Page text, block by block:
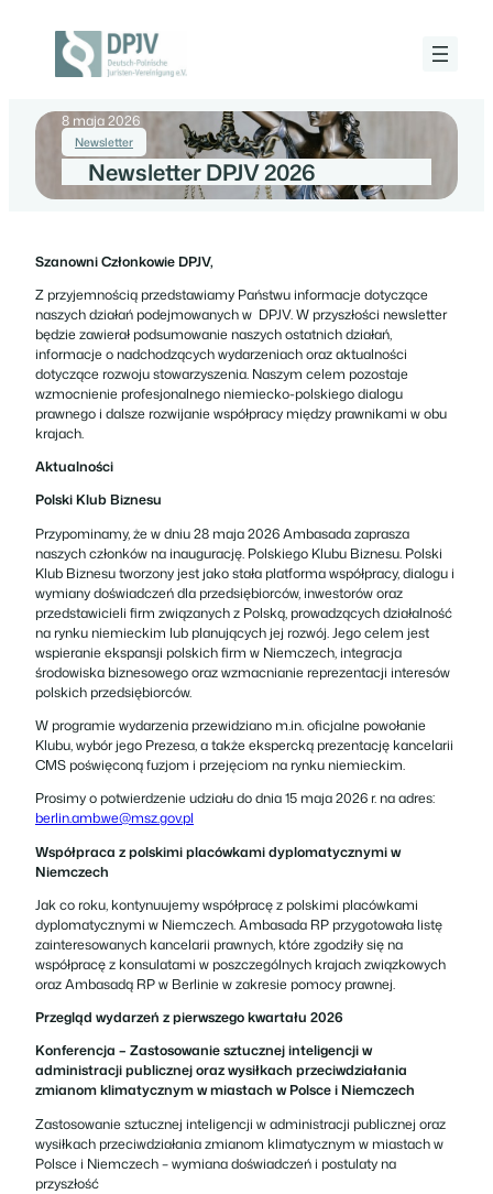
Deutsch-
Polnische
Vereinigung
8 maja 2026
Newsletter
Newsletter DPJV 2026
Szanowni Członkowie DPJV,
Z przyjemnością przedstawiamy Państwu informacje dotyczące
naszych działań podejmowanych w DPJV. W przyszłości newsletter
będzie zawierał podsumowanie naszych ostatnich działań,
informacje o nadchodzących wydarzeniach oraz aktualności
dotyczące rozwoju stowarzyszenia. Naszym celem pozostaje
wzmocnienie profesjonalnego niemiecko-polskiego dialogu
prawnego i dalsze rozwijanie współpracy między prawnikami w obu
krajach.
Aktualności
Polski Klub Biznesu
Przypominamy, że w dniu 28 maja 2026 Ambasada zaprasza
naszych członków na inaugurację. Polskiego Klubu Biznesu. Polski
Klub Biznesu tworzony jest jako stała platforma współpracy, dialogu i
wymiany doświadczeń dla przedsiębiorców, inwestorów oraz
przedstawicieli firm związanych z Polską, prowadzących działalność
na rynku niemieckim lub planujących jej rozwój. Jego celem jest
wspieranie ekspansji polskich firm w Niemczech, integracja
środowiska biznesowego oraz wzmacnianie reprezentacji interesów
polskich przedsiębiorców.
W programie wydarzenia przewidziano m.in. oficjalne powołanie
Klubu, wybór jego Prezesa, a także ekspercką prezentację kancelarii
CMS poświęconą fuzjom i przejęciom na rynku niemieckim.
Prosimy o potwierdzenie udziału do dnia 15 maja 2026 r. na adres:
berlin.amb.we@msz.gov.pl
Współpraca z polskimi placówkami dyplomatycznymi w
Niemczech
Jak co roku, kontynuujemy współpracę z polskimi placówkami
dyplomatycznymi w Niemczech. Ambasada RP przygotowała listę
zainteresowanych kancelarii prawnych, które zgodziły się na
współpracę z konsulatami w poszczególnych krajach związkowych
oraz Ambasadą RP w Berlinie w zakresie pomocy prawnej.
Przegląd wydarzeń z pierwszego kwartału 2026
Konferencja – Zastosowanie sztucznej inteligencji w
administracji publicznej oraz wysiłkach przeciwdziałania
zmianom klimatycznym w miastach w Polsce i Niemczech
Zastosowanie sztucznej inteligencji w administracji publicznej oraz
wysiłkach przeciwdziałania zmianom klimatycznym w miastach w
Polsce i Niemczech – wymiana doświadczeń i postulaty na
przyszłość